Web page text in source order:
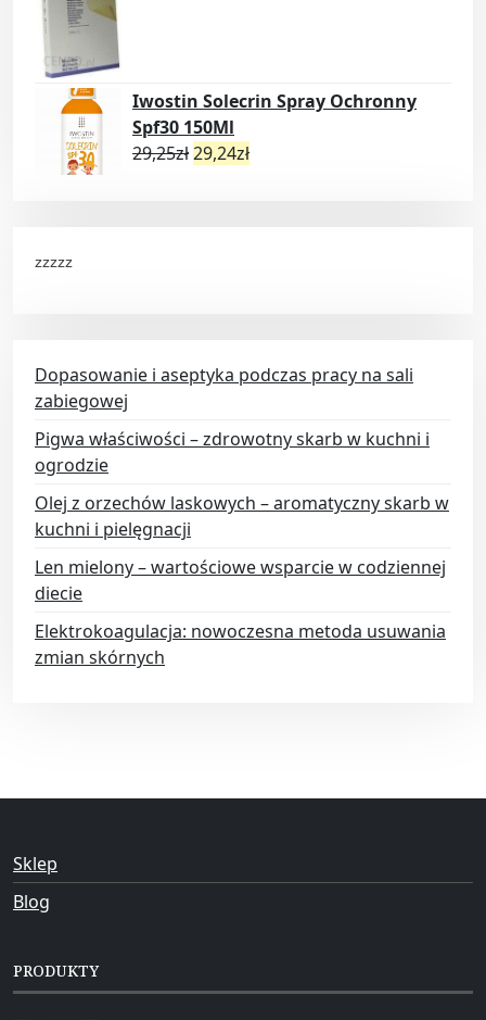
Iwostin Solecrin Spray Ochronny
Spf30 150Ml
29,25zł29,24zł
zzzzz
Dopasowanie i aseptyka podczas pracy na sali
zabiegowej
Pigwa właściwości – zdrowotny skarb w kuchni i
ogrodzie
Olej z orzechów laskowych – aromatyczny skarb w
kuchni i pielęgnacji
Len mielony – wartościowe wsparcie w codziennej
diecie
Elektrokoagulacja: nowoczesna metoda usuwania
zmian skórnych
Sklep
Blog
PRODUKTY